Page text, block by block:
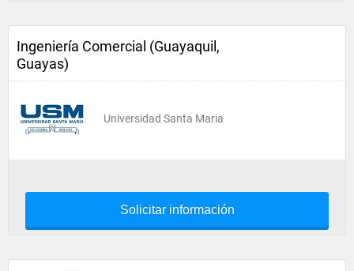
Ingeniería Comercial (Guayaquil,
Guayas)
Universidad Santa Maria
Solicitar información